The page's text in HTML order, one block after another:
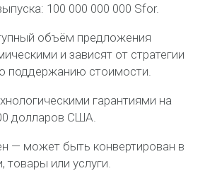
100 000 000 000 Sfor.
объём предложения
и зависят от стратегии
поддержанию стоимости.
гарантиями на
долларов США.
— может быть конвертирован в
товары или услуги.